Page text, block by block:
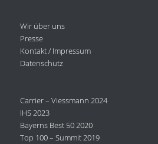
Wir über uns
Presse
Kontakt / Impressum
Datenschutz
Carrier – Viessmann 2024
IHS 2023
Bayerns Best 50 2020
Top 100 – Summit 2019